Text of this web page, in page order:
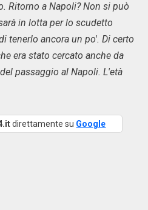
Ritorno a Napoli? Non si può
in lotta per lo scudetto
tenerlo ancora un po'. Di certo
era stato cercato anche da
passaggio al Napoli. L'età
direttamente su Google